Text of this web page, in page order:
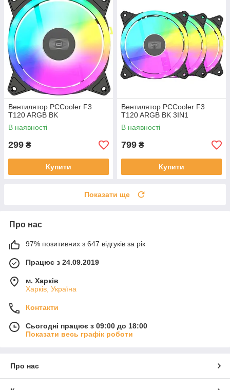
Вентилятор PCCooler F3
T120 ARGB BK
В наявності
299 ₴
Купити
Вентилятор PCCooler F3
T120 ARGB BK 3IN1
В наявності
799 ₴
Купити
Показати ще
Про нас
97% позитивних з 647 відгуків за рік
Працює з 24.09.2019
м. Харків
Харків, Україна
Контакти
Сьогодні працює з 09:00 до 18:00
Показати весь графік роботи
Про нас